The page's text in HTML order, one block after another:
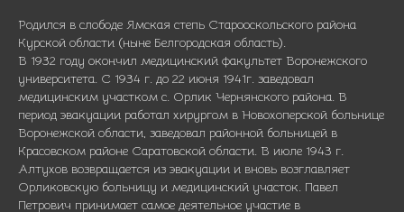
Родился в слободе Ямская степь Старооскольского района
Курской области (ныне Белгородская область).
В 1932 году окончил медицинский факультет Воронежского
университета. С 1934 г. до 22 июня 1941г. заведовал
медицинским участком с. Орлик Чернянского района. В
период эвакуации работал хирургом в Новохоперской больнице
Воронежской области, заведовал районной больницей в
Красовском районе Саратовской области. В июле 1943 г.
Алтухов возвращается из эвакуации и вновь возглавляет
Орликовскую больницу и медицинский участок. Павел
Петрович принимает самое деятельное участие в